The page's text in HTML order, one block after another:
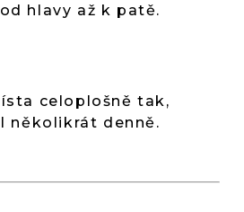
hlavy až k patě.
celoplošně tak,
několikrát denně.